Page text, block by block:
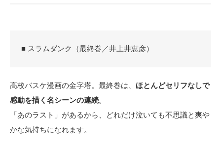
■ スラムダンク（最終巻／井上井恵彦）
高校バスケ漫画の金字塔。最終巻は、 ほとんどセリフなしで
感動を描く名シーンの連続。
「あのラスト」があるから、どれだけ泣いても不思議と爽や
かな気持ちになれます。